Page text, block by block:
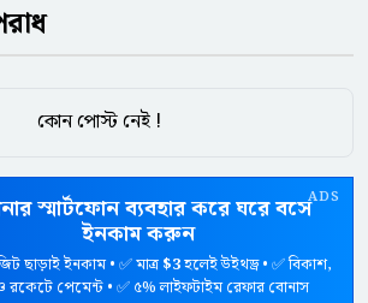
কোন পোস্ট নেই !
ADS
স্মার্টফোন ব্যবহার করে ঘরে বসে
ইনকাম করুন
ছাড়াই ইনকাম • ✅ মাত্র$3হলেই উইথড্র • ✅ বিকাশ,
রকেটে পেমেন্ট • ✅ ৫% লাইফটাইম রেফার বোনাস